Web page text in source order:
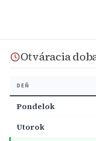
Otváracia
DEŇ
Pondelok
Utorok